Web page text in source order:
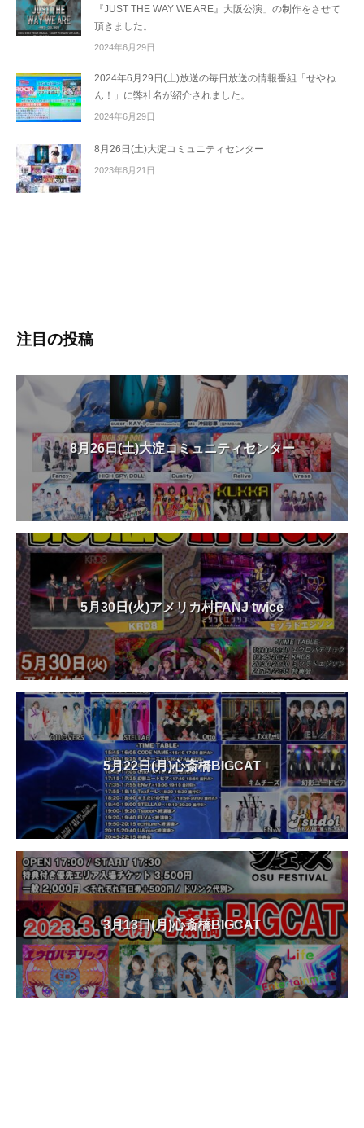
『JUST THE WAY WE ARE』大阪公演」の制作をさせて
頂きました。
2024年6月29日
2024年6月29日(土)放送の毎日放送の情報番組「せやね
ん！」に弊社名が紹介されました。
2024年6月29日
8月26日(土)大淀コミュニティセンター
2023年8月21日
注目の投稿
8月26日(土)大淀コミュニティセンター
5月30日(火)アメリカ村FANJ twice
5月22日(月)心斎橋BIGCAT
3月13日(月)心斎橋BIGCAT